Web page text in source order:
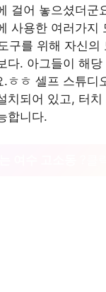
걸어 놓으셨더군
사용한 여러가지
구를 위해 자신의
다. 아그들이 해
ㅎㅎ 셀프 스튜디
치되어 있고, 터
합니다.